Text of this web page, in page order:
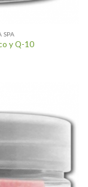
SPA
y Q-10